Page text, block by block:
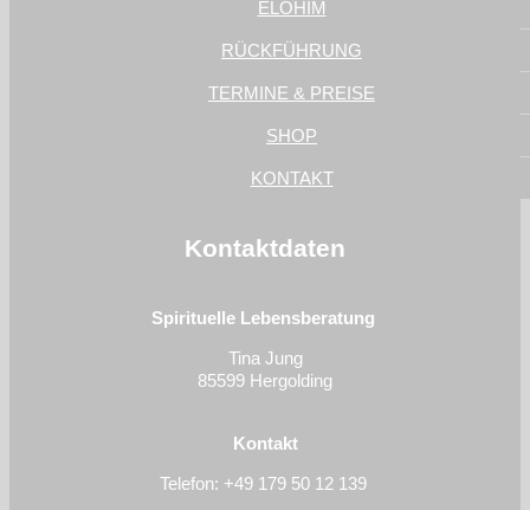
ELOHIM
RÜCKFÜHRUNG
TERMINE & PREISE
SHOP
KONTAKT
Kontaktdaten
Spirituelle Lebensberatung
Tina Jung
85599 Hergolding
Kontakt
Telefon: +49 179 50 12 139